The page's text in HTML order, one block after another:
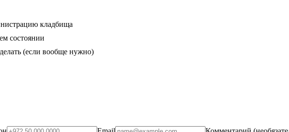
кладбища
состоянии
(если вообще нужно)